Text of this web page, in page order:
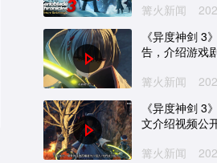
篝火新闻
《异度神剑 3
告，介绍游戏
篝火新闻
《异度神剑 3
文介绍视频公
篝火新闻